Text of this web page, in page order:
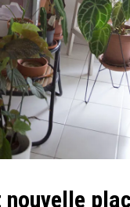
nouvelle